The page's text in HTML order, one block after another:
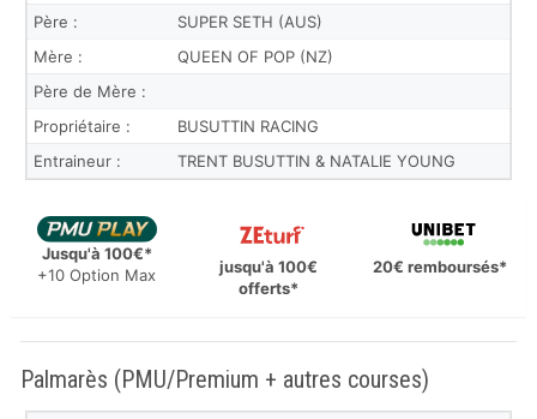
Père :
SUPER SETH (AUS)
Mère :
QUEEN OF POP (NZ)
Père de Mère :
Propriétaire :
BUSUTTIN RACING
Entraineur :
TRENT BUSUTTIN & NATALIE YOUNG
Jusqu'à 100€*
+10 Option Max
jusqu'à 100€
offerts*
20€ remboursés*
Palmarès (PMU/Premium + autres courses)